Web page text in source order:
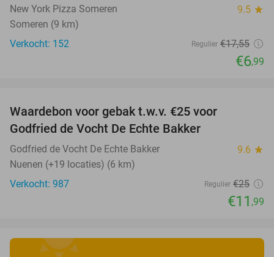
New York Pizza Someren 9.5 star
Someren (9 km)
Verkocht: 152
Regulier €17,55
€6,99
Waardebon voor gebak t.w.v. €25 voor
Godfried de Vocht De Echte Bakker
Godfried de Vocht De Echte Bakker 9.6 star
Nuenen (+19 locaties) (6 km)
Verkocht: 987
Regulier €25
€11 ,99